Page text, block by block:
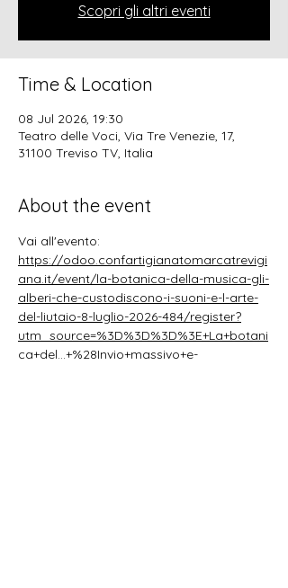
Scopri gli altri eventi
Time & Location
08 Jul 2026, 19:30
Teatro delle Voci, Via Tre Venezie, 17,
31100 Treviso TV, Italia
About the event
Vai all'evento:
https://odoo.confartigianatomarcatrevigi
ana.it/event/la-botanica-della-musica-gli-
alberi-che-custodiscono-i-suoni-e-l-arte-
del-liutaio-8-luglio-2026-484/register?
utm_source=%3D%3D%3D%3E+La+botani
ca+del...+%28Invio+massivo+e-